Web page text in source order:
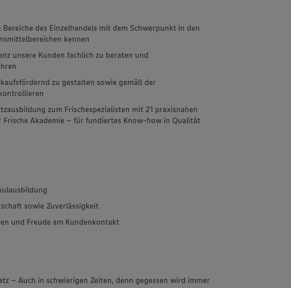
des Einzelhandels mit dem Schwerpunkt in den
kennen
unsere Kunden fachlich zu beraten und
zu gestalten sowie gemäß der
zum Frischespezialisten mit 21 praxisnahen
Frische Akademie – für fundiertes Know-how in Qualität
sowie Zuverlässigkeit
und Freude am Kundenkontakt
– Auch in schwierigen Zeiten, denn gegessen wird immer